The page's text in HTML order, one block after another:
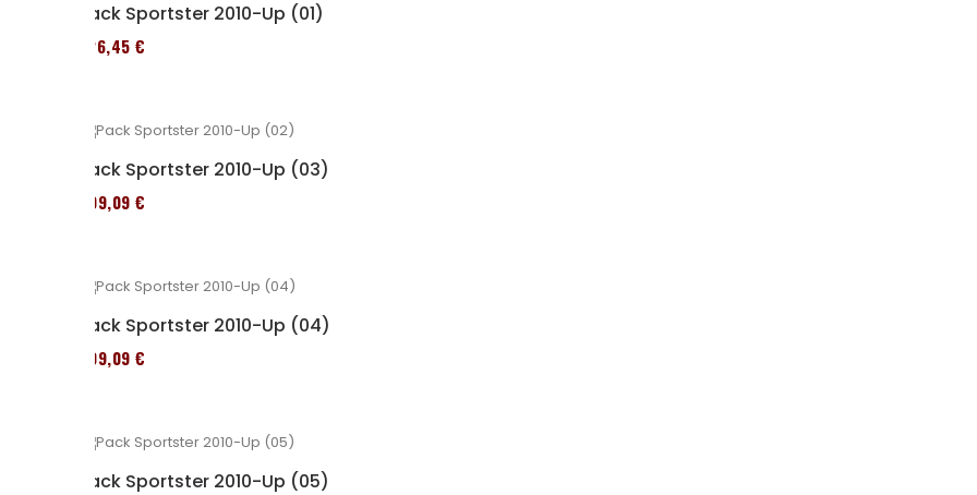
Pack Sportster 2010-Up (01)
326,45 €
Pack Sportster 2010-Up (03)
409,09 €
Pack Sportster 2010-Up (04)
409,09 €
Pack Sportster 2010-Up (05)